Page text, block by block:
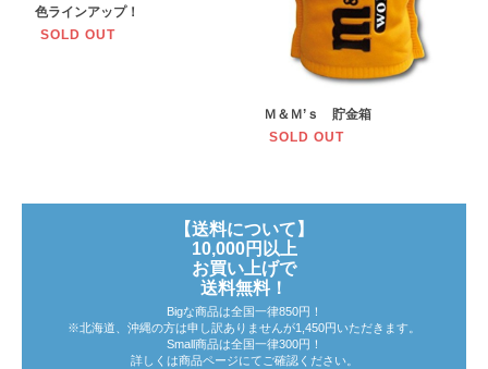
色ラインアップ！
SOLD OUT
Ｍ＆Ｍ’ｓ 貯金箱
SOLD OUT
【送料について】
10,000円以上
お買い上げで
送料無料！
Bigな商品は全国一律850円！
※北海道、沖縄の方は申し訳ありませんが1,450円いただきます。
Small商品は全国一律300円！
詳しくは商品ページにてご確認ください。